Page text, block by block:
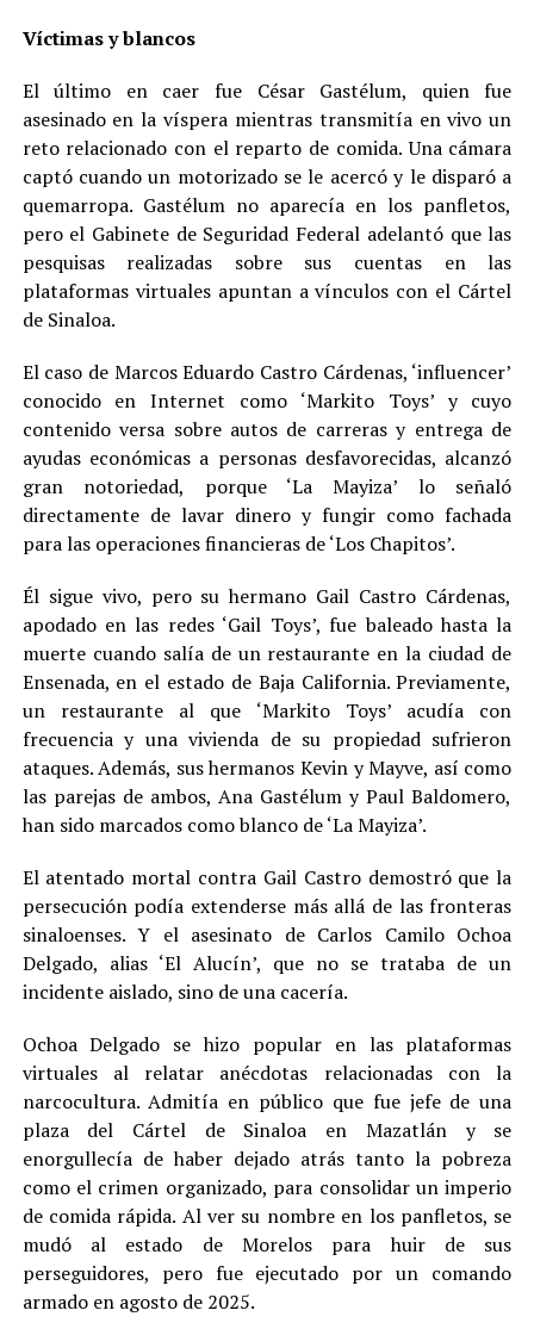
Víctimas y blancos
El último en caer fue César Gastélum, quien fue
asesinado en la víspera mientras transmitía en vivo un
reto relacionado con el reparto de comida. Una cámara
captó cuando un motorizado se le acercó y le disparó a
quemarropa. Gastélum no aparecía en los panfletos,
pero el Gabinete de Seguridad Federal adelantó que las
pesquisas realizadas sobre sus cuentas en las
plataformas virtuales apuntan a vínculos con el Cártel
de Sinaloa.
El caso de Marcos Eduardo Castro Cárdenas, ‘influencer’
conocido en Internet como ‘Markito Toys’ y cuyo
contenido versa sobre autos de carreras y entrega de
ayudas económicas a personas desfavorecidas, alcanzó
gran notoriedad, porque ‘La Mayiza’ lo señaló
directamente de lavar dinero y fungir como fachada
para las operaciones financieras de ‘Los Chapitos’.
Él sigue vivo, pero su hermano Gail Castro Cárdenas,
apodado en las redes ‘Gail Toys’, fue baleado hasta la
muerte cuando salía de un restaurante en la ciudad de
Ensenada, en el estado de Baja California. Previamente,
un restaurante al que ‘Markito Toys’ acudía con
frecuencia y una vivienda de su propiedad sufrieron
ataques. Además, sus hermanos Kevin y Mayve, así como
las parejas de ambos, Ana Gastélum y Paul Baldomero,
han sido marcados como blanco de ‘La Mayiza’.
El atentado mortal contra Gail Castro demostró que la
persecución podía extenderse más allá de las fronteras
sinaloenses. Y el asesinato de Carlos Camilo Ochoa
Delgado, alias ‘El Alucín’, que no se trataba de un
incidente aislado, sino de una cacería.
Ochoa Delgado se hizo popular en las plataformas
virtuales al relatar anécdotas relacionadas con la
narcocultura. Admitía en público que fue jefe de una
plaza del Cártel de Sinaloa en Mazatlán y se
enorgullecía de haber dejado atrás tanto la pobreza
como el crimen organizado, para consolidar un imperio
de comida rápida. Al ver su nombre en los panfletos, se
mudó al estado de Morelos para huir de sus
perseguidores, pero fue ejecutado por un comando
armado en agosto de 2025.